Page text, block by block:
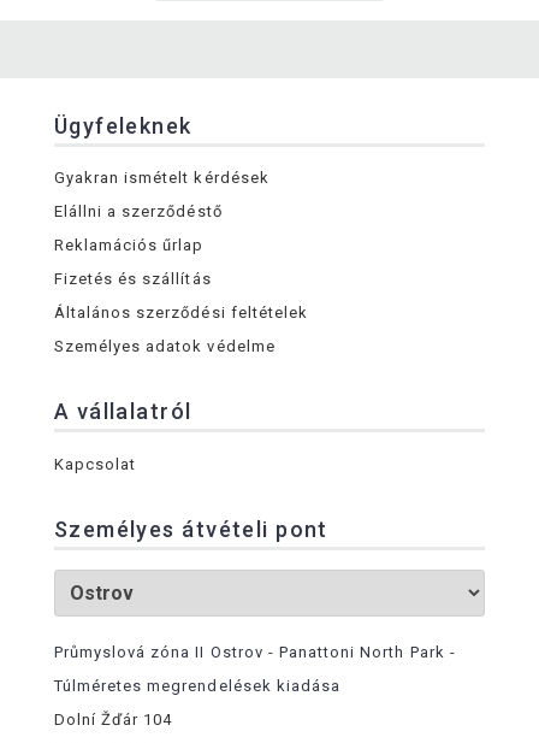
Ügyfeleknek
Gyakran ismételt kérdések
Elállni a szerződéstő
Reklamációs űrlap
Fizetés és szállítás
Általános szerződési feltételek
Személyes adatok védelme
A vállalatról
Kapcsolat
Személyes átvételi pont
Průmyslová zóna II Ostrov - Panattoni North Park -
Túlméretes megrendelések kiadása
Dolní Žďár 104